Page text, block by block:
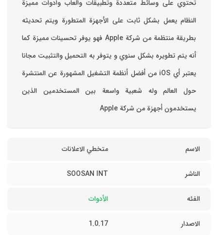
تحتوي على وسائط متعددة وتطبيقات وألعاب وأدوات مميزة
‏النظام يعمل بشكل ثابت على الأجهزة المتطورة ويتم تحديثه
بطريقة منتظمة من شركة Apple فهو يوفر تحسينات مميزة كما
أنه يتم تطويره بشكل سنوي و يتوفر به التحميل والتثبيت مجانا
‏يعتبر أي iOS من أفضل أنظمة التشغيل المشهورة عن المنتشرة
حول العالم وله شعبية واسعة بين المستخدمين الذين
يستخدمون أجهزة من شركة Apple
الاسم متخطي الاعلانات
الناشر SOOSAN INT
الفئه الأدوات
الاصدار 1.0.17